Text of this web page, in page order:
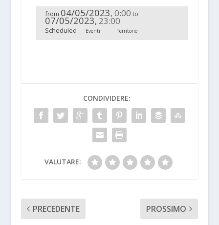
from 04/05/2023, 0:00 to
07/05/2023, 23:00
Scheduled Eventi Territorio
CONDIVIDERE:
VALUTARE:
PRECEDENTE PROSSIMO